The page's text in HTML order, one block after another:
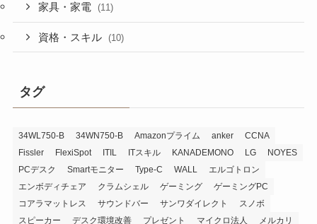
ウルトラワイドモニター (7)
モニターアーム (2)
生活改善 (29)
家具・家電 (11)